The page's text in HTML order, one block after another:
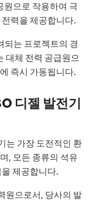
원으로 작용하여 극
력을 제공합니다.
되는 프로젝트의 경
대체 전력 공급원으
즉시 가동됩니다.
디젤 발전기
는 가장 도전적인 환
, 모든 종류의 석유
제공합니다.
원으로서, 당사의 발